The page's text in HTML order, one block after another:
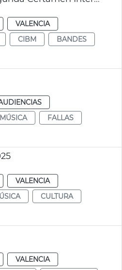
VALENCIA
CIBM
BANDES
MÚSICA
FALLAS
VALENCIA
CULTURA
VALENCIA